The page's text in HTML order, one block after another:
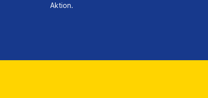
Aktion.